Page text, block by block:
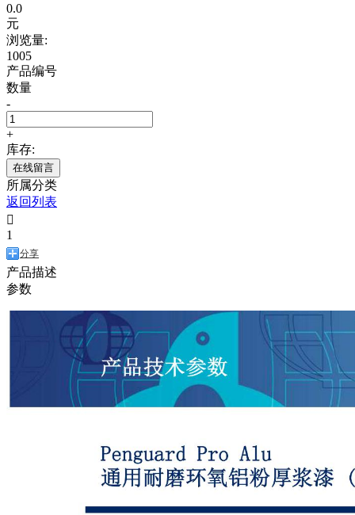
0.0
元
浏览量:
1005
产品编号
数量
-
+
库存:
在线留言
所属分类
返回列表

1
分享
产品描述
参数